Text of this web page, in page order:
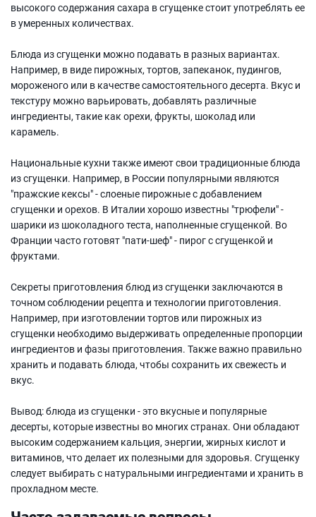
высокого содержания сахара в сгущенке стоит употреблять ее
в умеренных количествах.
Блюда из сгущенки можно подавать в разных вариантах.
Например, в виде пирожных, тортов, запеканок, пудингов,
мороженого или в качестве самостоятельного десерта. Вкус и
текстуру можно варьировать, добавлять различные
ингредиенты, такие как орехи, фрукты, шоколад или
карамель.
Национальные кухни также имеют свои традиционные блюда
из сгущенки. Например, в России популярными являются
"пражские кексы" - слоеные пирожные с добавлением
сгущенки и орехов. В Италии хорошо известны "трюфели" -
шарики из шоколадного теста, наполненные сгущенкой. Во
Франции часто готовят "пати-шеф" - пирог с сгущенкой и
фруктами.
Секреты приготовления блюд из сгущенки заключаются в
точном соблюдении рецепта и технологии приготовления.
Например, при изготовлении тортов или пирожных из
сгущенки необходимо выдерживать определенные пропорции
ингредиентов и фазы приготовления. Также важно правильно
хранить и подавать блюда, чтобы сохранить их свежесть и
вкус.
Вывод: блюда из сгущенки - это вкусные и популярные
десерты, которые известны во многих странах. Они обладают
высоким содержанием кальция, энергии, жирных кислот и
витаминов, что делает их полезными для здоровья. Сгущенку
следует выбирать с натуральными ингредиентами и хранить в
прохладном месте.